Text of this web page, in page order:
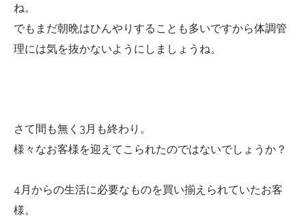
ね。
でもまだ朝晩はひんやりすることも多いですから体調管
理には気を抜かないようにしましょうね。
さて間も無く3月も終わり。
様々なお客様を迎えてこられたのではないでしょうか？
4月からの生活に必要なものを買い揃えられていたお客
様。